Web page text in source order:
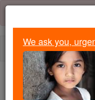
Skip
content
We ask you,
We ask you,